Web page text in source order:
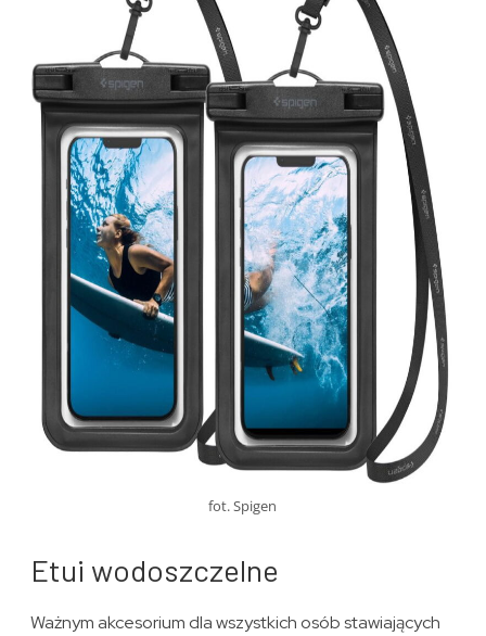
fot. Spigen
Etui wodoszczelne
Ważnym akcesorium dla wszystkich osób stawiających